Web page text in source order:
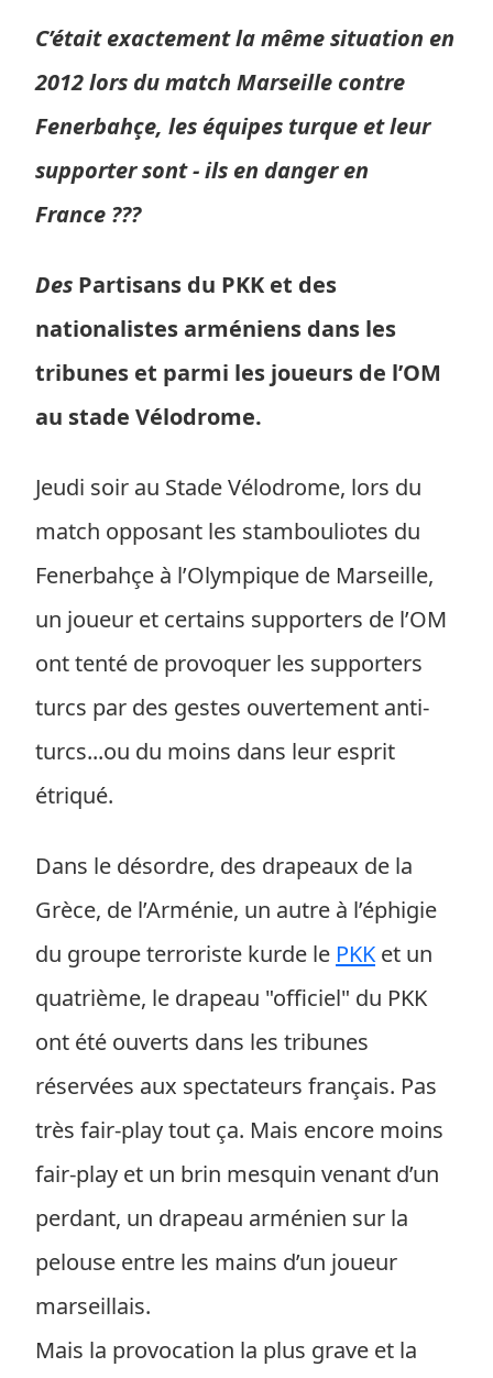
C’était exactement la même situation en
2012 lors du match Marseille contre
Fenerbahçe, les équipes turque et leur
supporter sont - ils en danger en
France ???
Des Partisans du PKK et des
nationalistes arméniens dans les
tribunes et parmi les joueurs de l’OM
au stade Vélodrome.
Jeudi soir au Stade Vélodrome, lors du
match opposant les stambouliotes du
Fenerbahçe à l’Olympique de Marseille,
un joueur et certains supporters de l’OM
ont tenté de provoquer les supporters
turcs par des gestes ouvertement anti-
turcs...ou du moins dans leur esprit
étriqué.
Dans le désordre, des drapeaux de la
Grèce, de l’Arménie, un autre à l’éphigie
du groupe terroriste kurde le PKK et un
quatrième, le drapeau "officiel" du PKK
ont été ouverts dans les tribunes
réservées aux spectateurs français. Pas
très fair-play tout ça. Mais encore moins
fair-play et un brin mesquin venant d’un
perdant, un drapeau arménien sur la
pelouse entre les mains d’un joueur
marseillais.
Mais la provocation la plus grave et la